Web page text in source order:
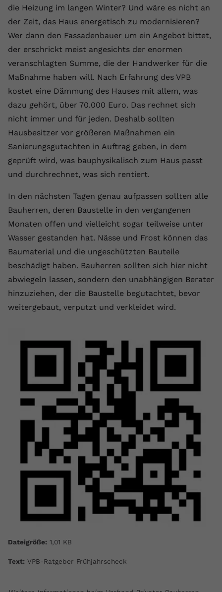
die Heizung im langen Winter? Und wäre es nicht an
der Zeit, das Haus energetisch zu modernisieren?
Wer dann den Fassadenbauer um ein Angebot bittet,
der erschrickt meist angesichts der enormen
veranschlagten Summe, die der Handwerker für die
Maßnahme haben will. Nach Erfahrung des VPB
kostet eine Dämmung des Hauses mit allem, was
dazu gehört, über 70.000 Euro. Das rechnet sich
nicht immer und für jeden. Deshalb sollten
Hausbesitzer vor größeren Maßnahmen ein
Sanierungsgutachten in Auftrag geben, in dem
geprüft wird, was bauphysikalisch zum Haus passt
und durchrechnet, was sich rentiert.
In den nächsten Tagen genau aufpassen sollten alle
Bauherren, deren Baustelle in den vergangenen
Monaten offen und vielleicht sogar teilweise unter
Wasser gestanden hat. Nässe und Frost können das
Baumaterial und die ungeschützten Bauteile
beschädigt haben. Bauherren sollten sich hier nicht
abwiegeln lassen, sondern den unabhängigen Berater
hinzuziehen, der die Baustelle begutachtet, bevor
weitergebaut, verputzt und verkleidet wird.
Dateigröße: 1,01 KB
Text: VPB-Ratgeber Frühjahrscheck
Anbieter youtube.com
Laufzeit Session
Zweck
Dieser von YouTube gesetzte Cookie
Daten darüber zu speichern, welche
Videos von YouTube der Nutzer
gesehen hat.
Name yt.innertube::nextId
Anbieter Youtube.com
Laufzeit Session
Zweck
Dieser von YouTube gesetzte Cookie
registriert eine eindeutige ID, um
Daten darüber zu speichern, welche
gesehen hat.
Anbieter Youtube.com
Zweck
Videopräferenzen des Nutzers zu
Videos verwendet.